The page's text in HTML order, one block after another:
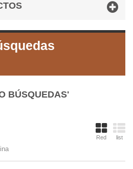
BÚSQUEDAS'
Red list